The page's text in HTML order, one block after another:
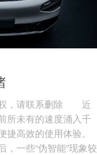
权，请联系删除 近
所未有的速度涌入千
高效的使用体验。
一些“伪智能”现象较